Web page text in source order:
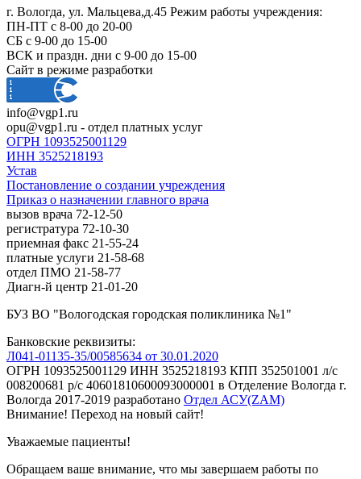
г. Вологда, ул. Мальцева,д.45 Режим работы учреждения:
ПН-ПТ с 8-00 до 20-00
СБ с 9-00 до 15-00
ВСК и праздн. дни с 9-00 до 15-00
Сайт в режиме разработки
info@vgp1.ru
opu@vgp1.ru - отдел платных услуг
ОГРН 1093525001129
ИНН 3525218193
Устав
Постановление о создании учреждения
Приказ о назначении главного врача
вызов врача 72-12-50
регистратура 72-10-30
приемная факс 21-55-24
платные услуги 21-58-68
отдел ПМО 21-58-77
Диагн-й центр 21-01-20
БУЗ ВО "Вологодская городская поликлиника №1"
Банковские реквизиты:
Л041-01135-35/00585634 от 30.01.2020
ОГРН 1093525001129 ИНН 3525218193 КПП 352501001 л/с
008200681 р/с 40601810600093000001 в Отделение Вологда г.
Вологда 2017-2019 разработано Отдел АСУ(ZAM)
Внимание! Переход на новый сайт!
Уважаемые пациенты!
Обращаем ваше внимание, что мы завершаем работы по